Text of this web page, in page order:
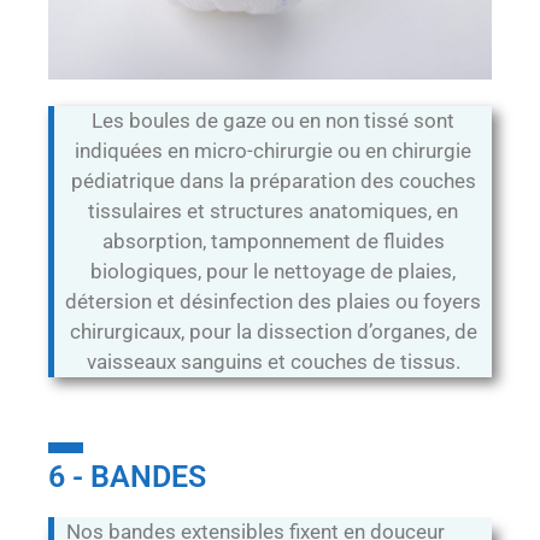
Les boules de gaze ou en non tissé sont
indiquées en micro-chirurgie ou en chirurgie
pédiatrique dans la préparation des couches
tissulaires et structures anatomiques, en
absorption, tamponnement de fluides
biologiques, pour le nettoyage de plaies,
détersion et désinfection des plaies ou foyers
chirurgicaux, pour la dissection d’organes, de
vaisseaux sanguins et couches de tissus.
6 - BANDES
Nos bandes extensibles fixent en douceur